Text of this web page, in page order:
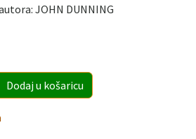
JOHN DUNNING
Dodaju košaricu